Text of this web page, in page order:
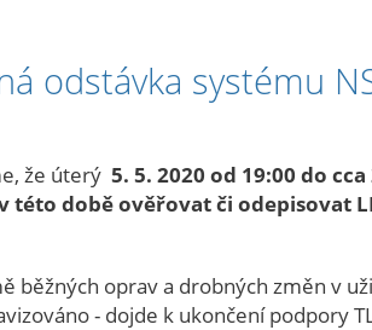
odstávka systému
že úterý 5. 5. 2020 od 19:00 do
této době ověřovat či odepisovat
běžných oprav a drobných změn v
- dojde k ukončení podpory